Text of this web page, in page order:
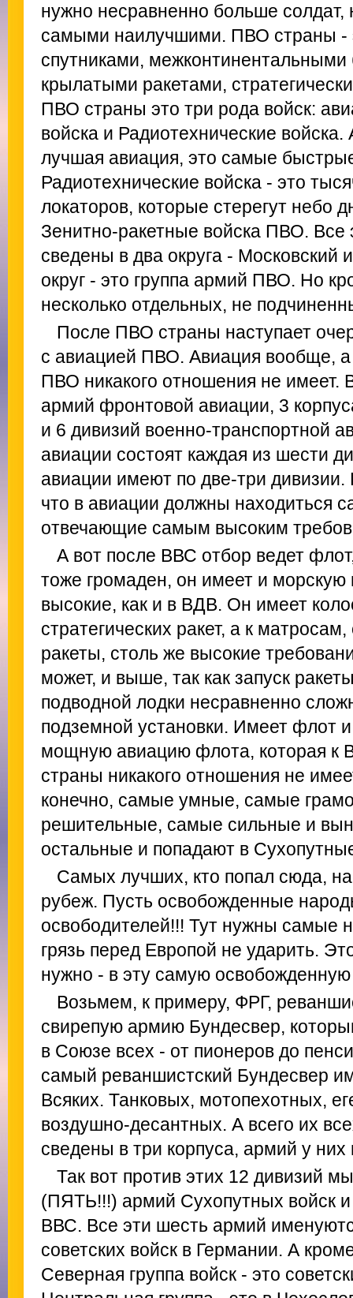
нужно несравненно больше
самыми наилучшими. ПВО страны -
спутниками, межконтинентальными
крылатыми ракетами,
ПВО страны это три рода войск:
войска и Радиотехнические
лучшая авиация, это самые
Радиотехнические войска - это
локаторов, которые стерегут небо
Зенитно-ракетные войска ПВО. Все
сведены в два округа - Московский
округ - это группа армий ПВО. Но
несколько отдельных, не
После ПВО страны наступает
с авиацией ПВО. Авиация вообще,
ПВО никакого отношения не имеет.
армий фронтовой авиации, 3
и 6 дивизий военно-транспортной
авиации состоят каждая из шести
авиации имеют по две-три
что в авиации должны находиться
отвечающие самым высоким
А вот после ВВС отбор ведет
тоже громаден, он имеет и морскую
высокие, как и в ВДВ. Он имеет
стратегических ракет, а к
ракеты, столь же высокие
может, и выше, так как запуск
подводной лодки несравненно
подземной установки. Имеет флот
мощную авиацию флота, которая к
страны никакого отношения не
конечно, самые умные, самые
решительные, самые сильные и
остальные и попадают в
Самых лучших, кто попал сюда,
рубеж. Пусть освобожденные
освободителей!!! Тут нужны самые
грязь перед Европой не ударить.
нужно - в эту самую
Возьмем, к примеру, ФРГ,
свирепую армию Бундесвер,
в Союзе всех - от пионеров до
самый реваншистский Бундесвер
Всяких. Танковых, мотопехотных,
воздушно-десантных. А всего их
сведены в три корпуса, армий у них
Так вот против этих 12 дивизий
(ПЯТЬ!!!) армий Сухопутных войск
ВВС. Все эти шесть армий
советских войск в Германии. А
Северная группа войск - это